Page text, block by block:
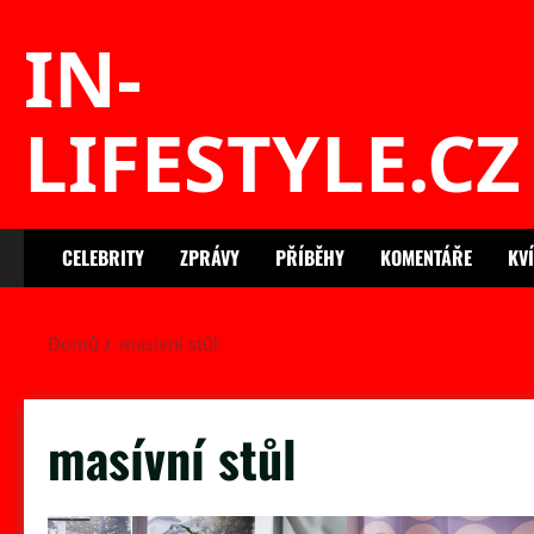
IN-
LIFESTYLE.CZ
CELEBRITY ZPRÁVY PŘÍBĚHY KOMENTÁŘE
Domů masívní stůl
masívní stůl